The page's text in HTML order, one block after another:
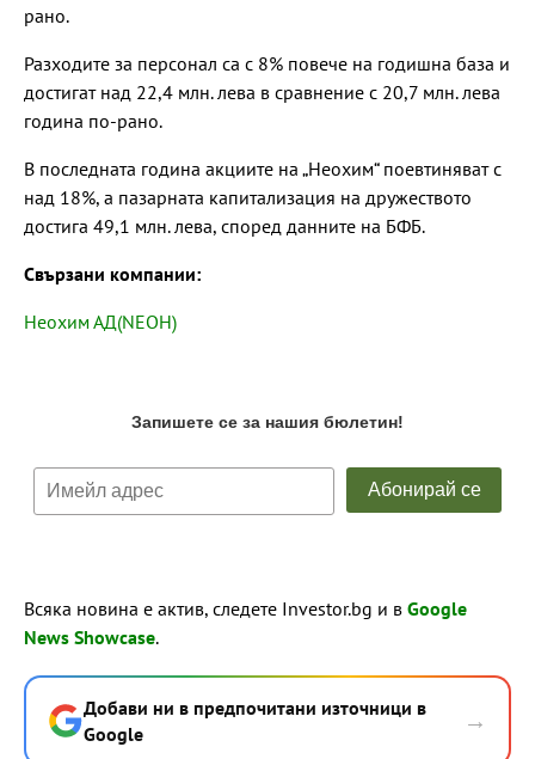
рано.
Разходите за персонал са с 8% повече на годишна база и
достигат над 22,4 млн. лева в сравнение с 20,7 млн. лева
година по-рано.
В последната година акциите на „Неохим“ поевтиняват с
над 18%, а пазарната капитализация на дружеството
достига 49,1 млн. лева, според данните на БФБ.
Свързани компании:
Неохим АД(NEOH)
Всяка новина е актив, следете Investor.bg и в Google
News Showcase.
Добави ни в предпочитани източници в
Google
→